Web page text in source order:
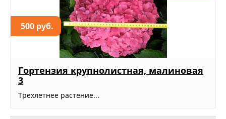
500 руб.
Гортензия крупнолистная, малиновая
3
Трехлетнее растение...